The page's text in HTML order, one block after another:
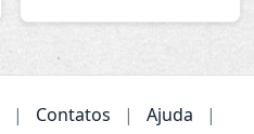
| Contatos | Ajuda
|